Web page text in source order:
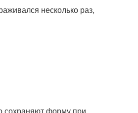
несколько раз,